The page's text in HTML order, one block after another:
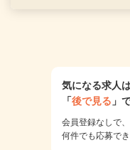
気になる求人
「後で見る 」
会員登録なしで、
何件でも応募でき